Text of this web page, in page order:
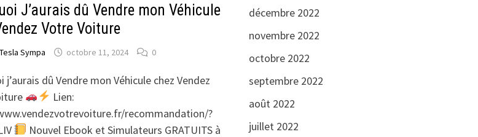
J’aurais dû Vendre mon Véhicule
Votre Voiture
Tesla Sympa octobre 11, 2024 0
j’aurais dû Vendre mon Véhicule chez Vendez
Lien:
recommandation/?
Nouvel Ebook et Simulateurs GRATUITS à
décembre 2022
novembre 2022
octobre 2022
septembre 2022
août 2022
juillet 2022